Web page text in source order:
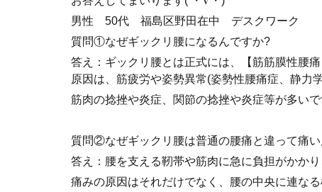
男性 50代 福島区野田在中 デスクワーク
質問①なぜギックリ腰になるんですか?
答え：ギックリ腰とは正式には、【筋筋膜性腰痛
原因は、筋疲労や姿勢異常(姿勢性腰痛症、静力
筋肉の捻挫や炎症、関節の捻挫や炎症等が多いで
質問②なぜギックリ腰は普通の腰痛と違って痛
答え：腰を支える靭帯や筋肉に急に負担がかか
痛みの原因はそれだけでなく、腰の中央に連な